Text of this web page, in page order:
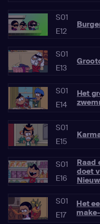
S01
E12
S01
E13
S01
E14
Het
S01
E15
S01
E16
Raad
doet
S01
E17
Het